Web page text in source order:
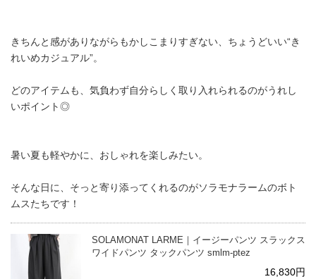
きちんと感がありながらもかしこまりすぎない、ちょうどいい“き
れいめカジュアル”。
どのアイテムも、気負わず自分らしく取り入れられるのがうれし
いポイント◎
暑い夏も軽やかに、おしゃれを楽しみたい。
そんな日に、そっと寄り添ってくれるのがソラモナラームのボト
ムスたちです！
SOLAMONAT LARME｜イージーパンツ スラックス
ワイドパンツ タックパンツ smlm-ptez
16,830円